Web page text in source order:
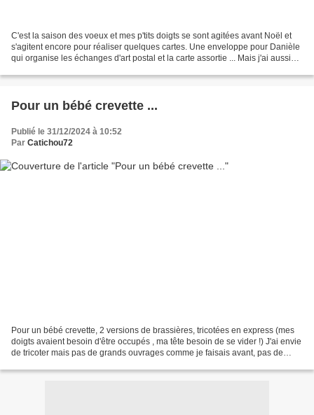
C'est la saison des voeux et mes p'tits doigts se sont agitées avant Noël et
s'agitent encore pour réaliser quelques cartes. Une enveloppe pour Danièle
qui organise les échanges d'art postal et la carte assortie ... Mais j'ai aussi
Pour un bébé crevette ...
Publié le 31/12/2024 à 10:52
Par Catichou72
Pour un bébé crevette, 2 versions de brassières, tricotées en express (mes
doigts avaient besoin d'être occupés , ma tête besoin de se vider !) J'ai envie
de tricoter mais pas de grands ouvrages comme je faisais avant, pas de